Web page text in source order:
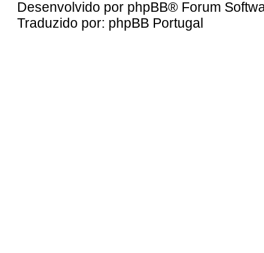
Desenvolvido por phpBB® Forum
Traduzido por: phpBB Portugal